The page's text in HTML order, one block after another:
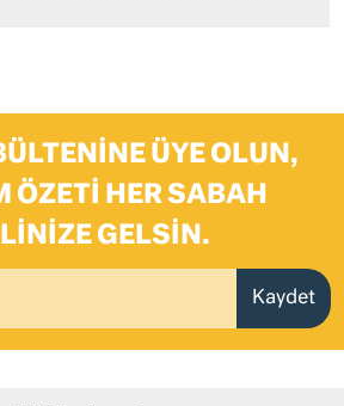
ÜYE OLUN,
ÖZETI HER SABAH
GELSIN.
Kaydet